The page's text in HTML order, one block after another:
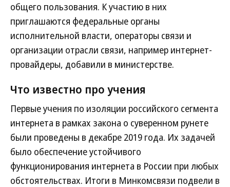
общего пользования. К участию в них
приглашаются федеральные органы
исполнительной власти, операторы связи и
организации отрасли связи, например интернет-
провайдеры, добавили в министерстве.
Что известно про учения
Первые учения по изоляции российского сегмента
интернета в рамках закона о суверенном рунете
были проведены в декабре 2019 года. Их задачей
было обеспечение устойчивого
функционирования интернета в России при любых
обстоятельствах. Итоги в Минкомсвязи подвели в